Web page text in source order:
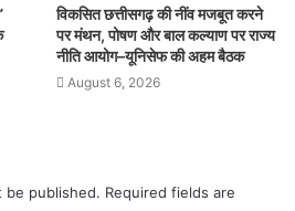
r
st
विकसित छत्तीसगढ़ की नींव मजबूत करने
पर मंथन, पोषण और बाल कल्याण पर राज्य
नीति आयोग–यूनिसेफ की अहम बैठक
August 6, 2026
be published. Required fields are